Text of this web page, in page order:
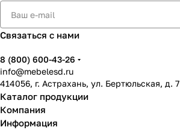
Связаться с нами
8 (800) 600-43-26
info@mebelesd.ru
414056, г. Астрахань, ул. Бертюльская, д. 7
Каталог продукции
Компания
Информация